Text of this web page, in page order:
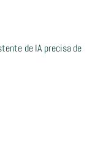
de IA precisa de